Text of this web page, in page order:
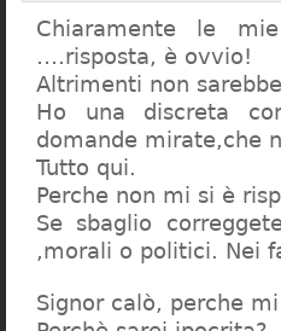
Chiaramente le
….risposta, è ovvio!
Altrimenti non
Ho una discreta
domande mirate,che
Tutto qui.
Perche non mi si è
Se sbaglio
,morali o politici. Nei
Signor calò, perche